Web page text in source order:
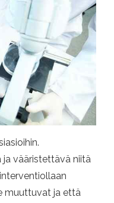
vääristettävä niitä
muuttuvat ja että